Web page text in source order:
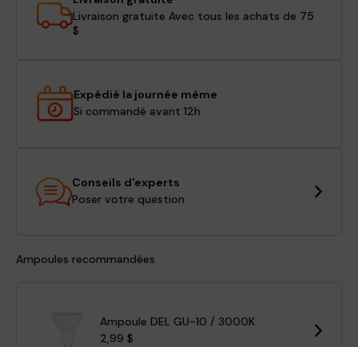
Livraison gratuite Avec tous les achats de 75
$
Expédié la journée même
Si commandé avant 12h
Conseils d'experts
Poser votre question
Ampoules recommandées
Ampoule DEL GU-10 / 3000K
2,99 $